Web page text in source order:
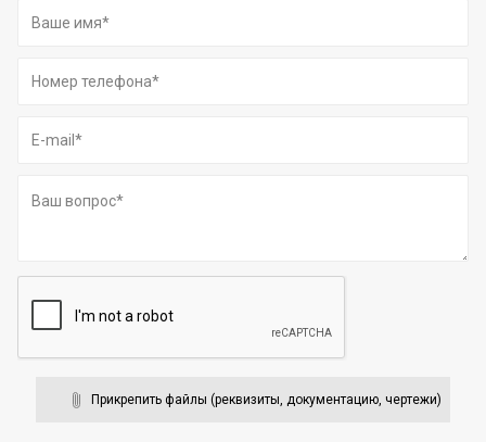
Прикрепить файлы (реквизиты, документацию, чертежи)